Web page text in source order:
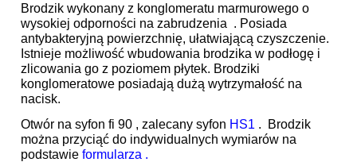
Brodzik wykonany z konglomeratu marmurowego o
wysokiej odporności na zabrudzenia . Posiada
antybakteryjną powierzchnię, ułatwiającą czyszczenie.
Istnieje możliwość wbudowania brodzika w podłogę i
zlicowania go z poziomem płytek. Brodziki
konglomeratowe posiadają dużą wytrzymałość na
nacisk.
Otwór na syfon fi 90 , zalecany syfon HS1 . Brodzik
można przyciąć do indywidualnych wymiarów na
podstawie formularza .